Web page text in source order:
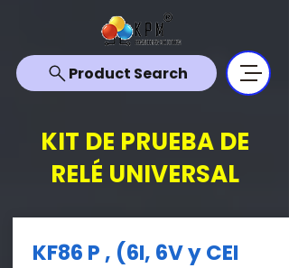
Product Search
KIT DE PRUEBA DE
RELÉ UNIVERSAL
KF86 P , (6I, 6V y CEI